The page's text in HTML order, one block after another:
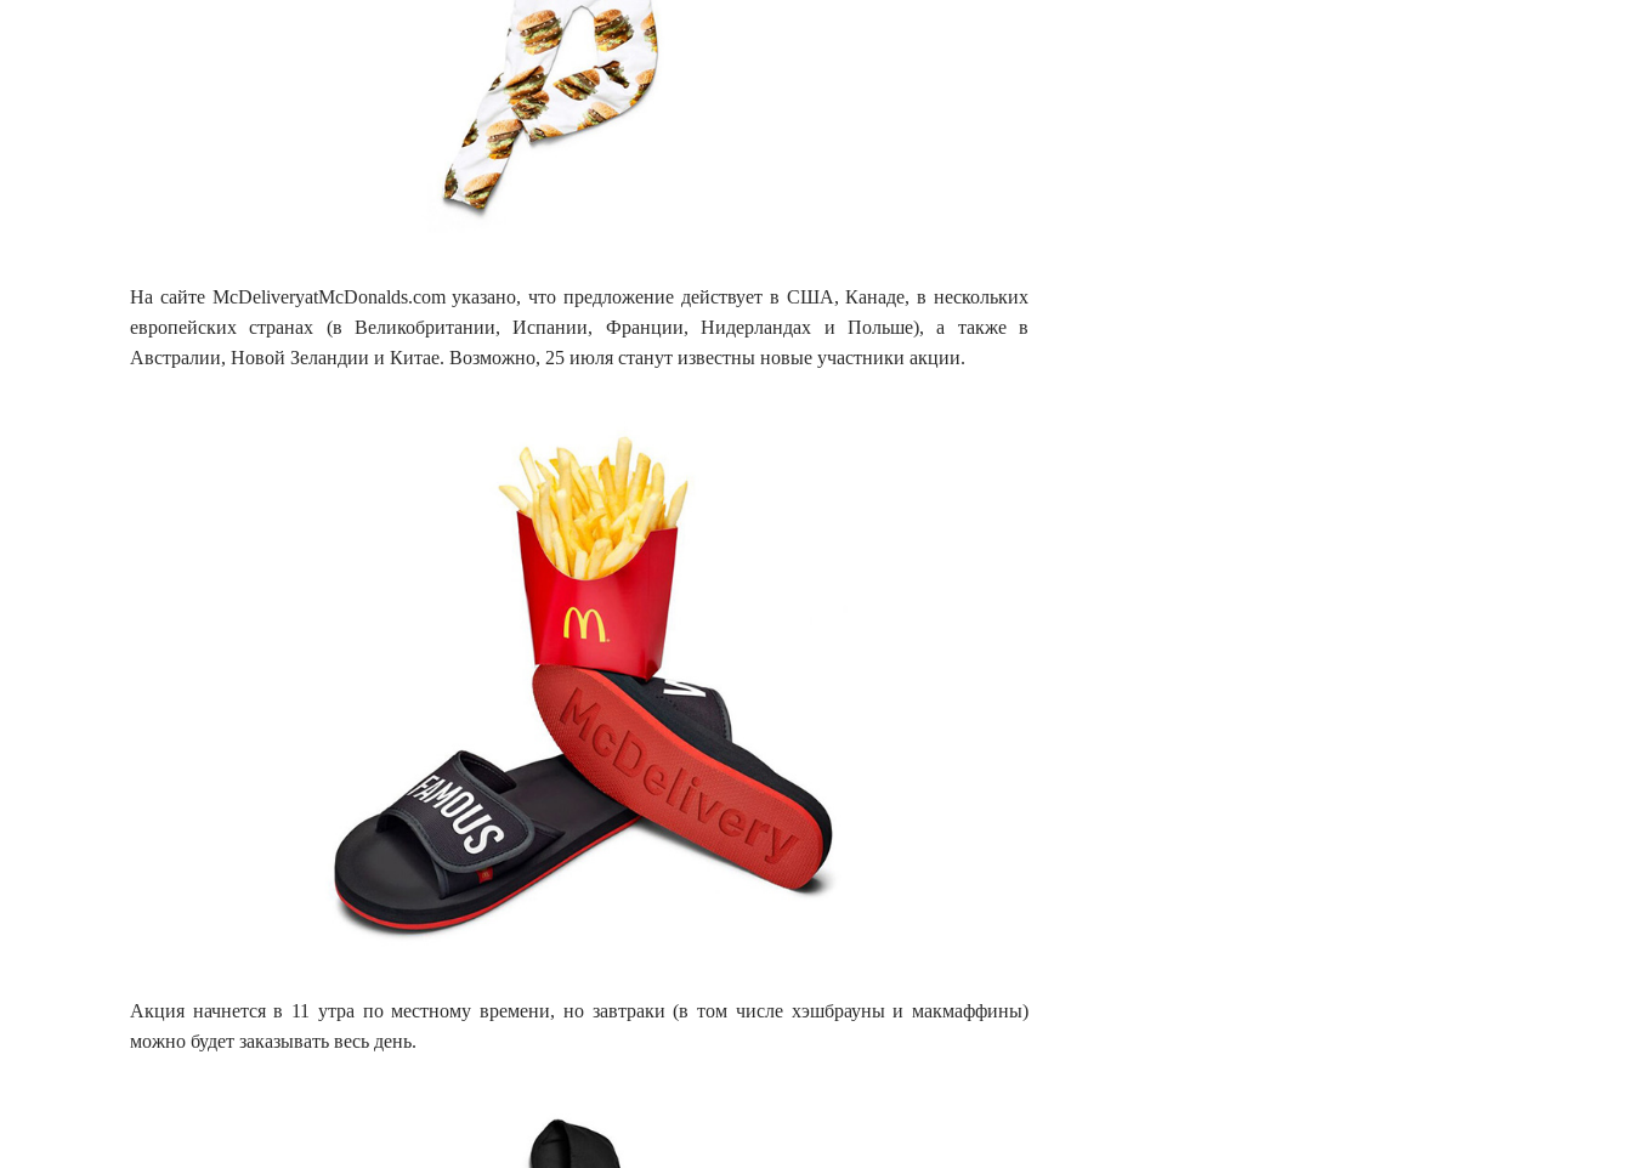
На сайте McDeliveryatMcDonalds.com указано, что предложение действует в США, Канаде, в нескольких
европейских странах (в Великобритании, Испании, Франции, Нидерландах и Польше), а также в
Австралии, Новой Зеландии и Китае. Возможно, 25 июля станут известны новые участники акции.
Акция начнется в 11 утра по местному времени, но завтраки (в том числе хэшбрауны и макмаффины)
можно будет заказывать весь день.